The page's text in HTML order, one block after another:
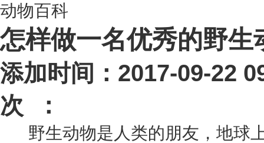
动物百科
怎样做一名优秀的野生
添加时间：2017-09-22
次 ：
野生动物是人类的朋友，地球